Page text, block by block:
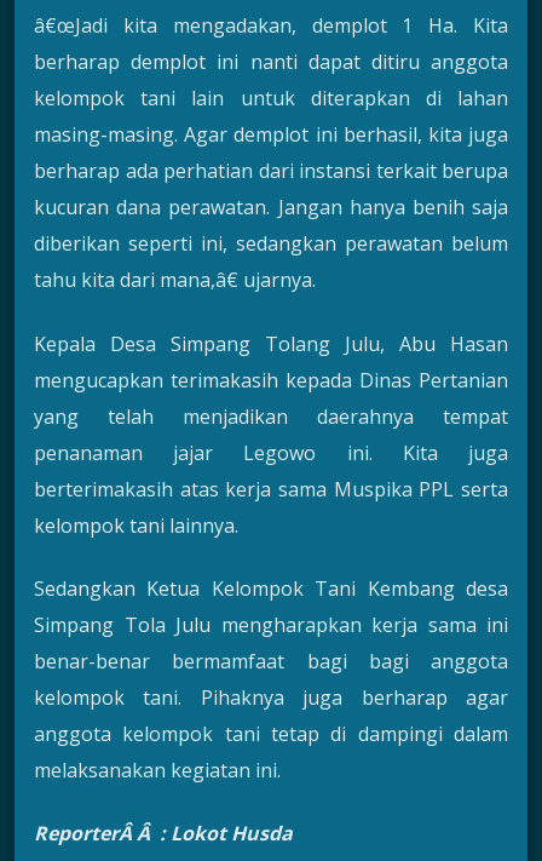
â€œJadi kita mengadakan, demplot 1 Ha. Kita
berharap demplot ini nanti dapat ditiru anggota
kelompok tani lain untuk diterapkan di lahan
masing-masing. Agar demplot ini berhasil, kita juga
berharap ada perhatian dari instansi terkait berupa
kucuran dana perawatan. Jangan hanya benih saja
diberikan seperti ini, sedangkan perawatan belum
tahu kita dari mana,â€ ujarnya.
Kepala Desa Simpang Tolang Julu, Abu Hasan
mengucapkan terimakasih kepada Dinas Pertanian
yang telah menjadikan daerahnya tempat
penanaman jajar Legowo ini. Kita juga
berterimakasih atas kerja sama Muspika PPL serta
kelompok tani lainnya.
Sedangkan Ketua Kelompok Tani Kembang desa
Simpang Tola Julu mengharapkan kerja sama ini
benar-benar bermamfaat bagi bagi anggota
kelompok tani. Pihaknya juga berharap agar
anggota kelompok tani tetap di dampingi dalam
melaksanakan kegiatan ini.
ReporterÂ Â : Lokot Husda